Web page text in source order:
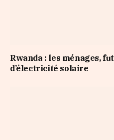
Rwanda : les ménages,
d’électricité solaire